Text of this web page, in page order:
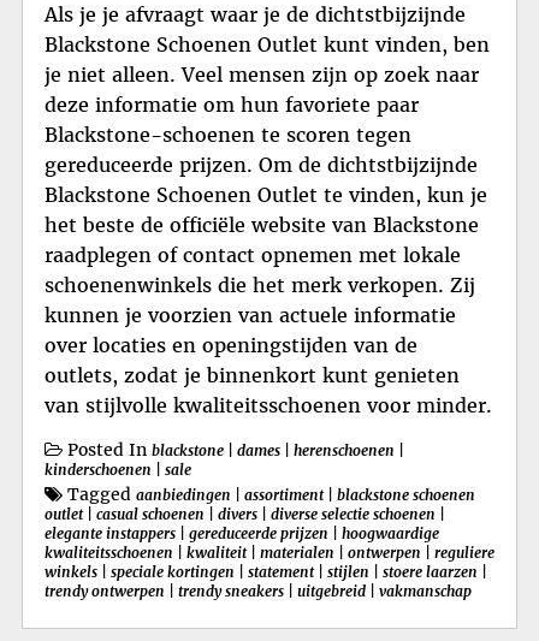
Als je je afvraagt waar je de dichtstbijzijnde
Blackstone Schoenen Outlet kunt vinden, ben
je niet alleen. Veel mensen zijn op zoek naar
deze informatie om hun favoriete paar
Blackstone-schoenen te scoren tegen
gereduceerde prijzen. Om de dichtstbijzijnde
Blackstone Schoenen Outlet te vinden, kun je
het beste de officiële website van Blackstone
raadplegen of contact opnemen met lokale
schoenenwinkels die het merk verkopen. Zij
kunnen je voorzien van actuele informatie
over locaties en openingstijden van de
outlets, zodat je binnenkort kunt genieten
van stijlvolle kwaliteitsschoenen voor minder.
Posted In blackstone dames herenschoenen
kinderschoenen
sale
Tagged aanbiedingen assortiment| blackstone schoenen
outlet| casual schoenen divers diverse selectie schoenen
elegante instappers
gereduceerde prijzen
hoogwaardige
kwaliteitsschoenen
kwaliteit| materialen ontwerpen
reguliere
winkels
speciale kortingen statement| stijlen stoere laarzen
trendy ontwerpen
trendy sneakers uitgebreid vakmanschap